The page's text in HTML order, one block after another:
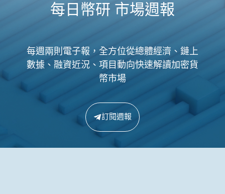
每日幣研 市場週報
每週兩則電子報，全方位從總體經濟、鏈上
數據、融資近況、項目動向快速解讀加密貨
幣市場
訂閱週報